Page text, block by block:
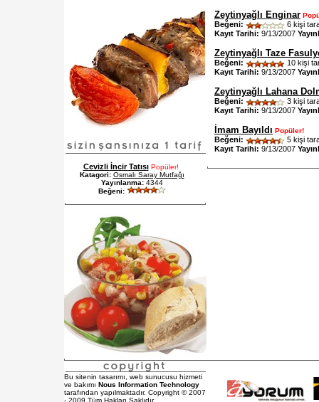
Cevizli İncir TatısıPopüler!
Katagori: Osmalı Saray Mutfağı
Yayınlanma: 4344
Beğeni:
Zeytinyağlı Enginar
Beğeni:
6 kişi
Kayıt Tarihi: 9/13/2007
Zeytinyağlı Taze
Beğeni:
10 kişi
Kayıt Tarihi: 9/13/2007
Zeytinyağlı Lahana
Beğeni:
3 kişi
Kayıt Tarihi: 9/13/2007
İmam Bayıldı Popüler!
Beğeni:
5 kişi
Kayıt Tarihi: 9/13/2007
Bu sitenin tasarımı, web sunucusu hizmeti
ve bakımı Nous Information Technology
tarafından yapılmaktadır. Copyright © 2007
- 2009 Tüm Hakları Saklıdır.